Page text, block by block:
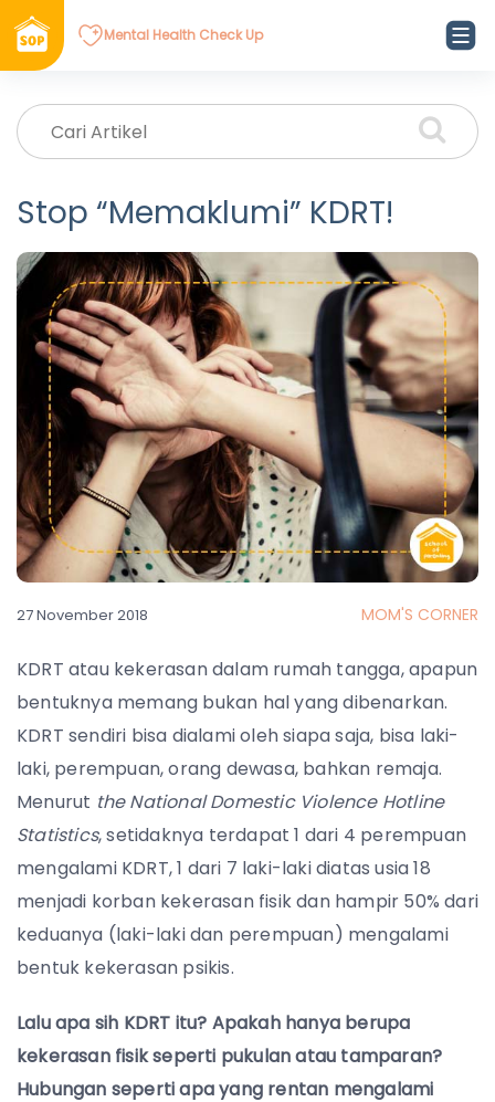
Mental Health Check Up
Stop “Memaklumi” KDRT!
27 November 2018 MOM'S CORNER
KDRT atau kekerasan dalam rumah tangga, apapun
bentuknya memang bukan hal yang dibenarkan.
KDRT sendiri bisa dialami oleh siapa saja, bisa laki-
laki, perempuan, orang dewasa, bahkan remaja.
Menurut the National Domestic Violence Hotline
Statistics, setidaknya terdapat 1 dari 4 perempuan
mengalami KDRT, 1 dari 7 laki-laki diatas usia 18
menjadi korban kekerasan fisik dan hampir 50% dari
keduanya (laki-laki dan perempuan) mengalami
bentuk kekerasan psikis.
Lalu apa sih KDRT itu? Apakah hanya berupa
kekerasan fisik seperti pukulan atau tamparan?
Hubungan seperti apa yang rentan mengalami